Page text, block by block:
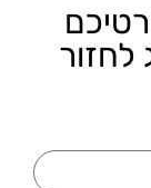
לחזור